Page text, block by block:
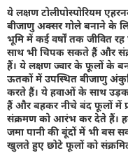
ये लक्षण टोलीपोस्पोरियम
बीजाणु अक्सर गोले बनाने के
भूमि में कई वर्षों तक जीवित
साथ भी चिपक सकते हैं और
हैं। ये लक्षण ज्वार के फूलों के
ऊतकों में उपस्थित बीजाणु
करते हैं। ये हवाओं के साथ
हैं और बहकर नीचे बंद फूलों में
संक्रमण को आरंभ कर देते हैं।
जमा पानी की बूंदों में भी बस
खुलते हुए छोटे फूलों को